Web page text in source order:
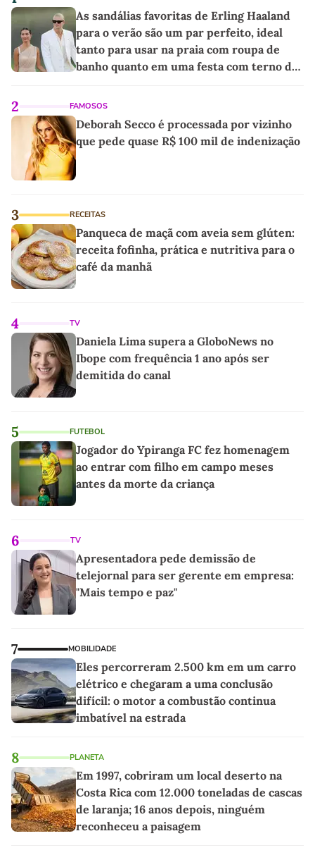
As sandálias favoritas de Erling Haaland
para o verão são um par perfeito, ideal
tanto para usar na praia com roupa de
banho quanto em uma festa com terno de
2 FAMOSOS
Deborah Secco é processada por vizinho
que pede quase R$ 100 mil de indenização
3 RECEITAS
Panqueca de maçã com aveia sem glúten:
receita fofinha, prática e nutritiva para o
café da manhã
4 TV
Daniela Lima supera a GloboNews no
Ibope com frequência 1 ano após ser
demitida do canal
5 FUTEBOL
Jogador do Ypiranga FC fez homenagem
ao entrar com filho em campo meses
antes da morte da criança
6 TV
Apresentadora pede demissão de
telejornal para ser gerente em empresa:
"Mais tempo e paz"
7 MOBILIDADE
Eles percorreram 2.500 km em um carro
elétrico e chegaram a uma conclusão
difícil: o motor a combustão continua
imbatível na estrada
8 PLANETA
Em 1997, cobriram um local deserto na
Costa Rica com 12.000 toneladas de cascas
de laranja; 16 anos depois, ninguém
reconheceu a paisagem